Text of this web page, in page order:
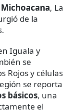
, La
de la
Iguala y
se
Rojos y células
se reporta
básicos, una
el